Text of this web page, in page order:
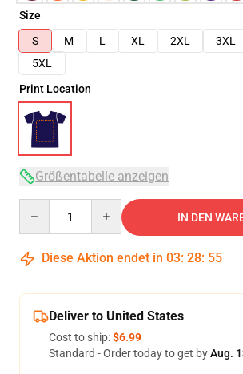
Size
S
M L XL 2XL 3XL
5XL
Print Location
Größentabelle anzeigen
IN DEN
Diese Aktion endet in 03: 28: 55
Deliver to United States
Cost to ship:$6.99
Standard - Order today to get byAug.